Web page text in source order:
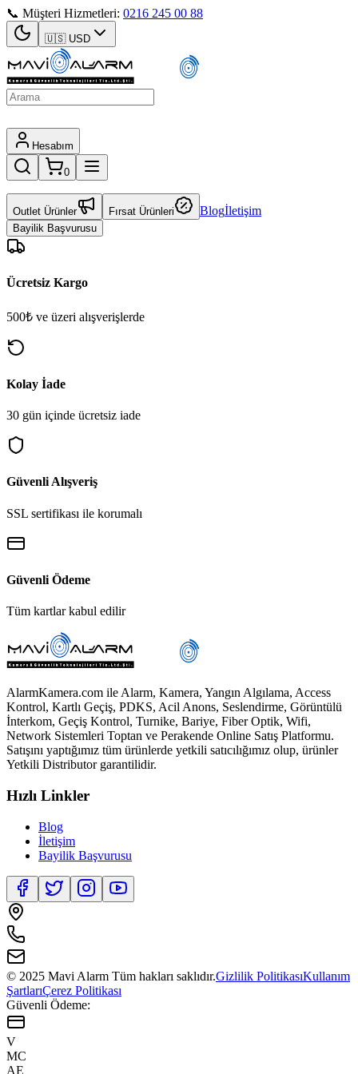
📞 Müşteri Hizmetleri: 0216 245 00 88
🇺🇸 USD
Hesabım
0
Outlet Ürünler Fırsat Ürünleri Blogİletişim
Bayilik Başvurusu
Ücretsiz Kargo
500₺ ve üzeri alışverişlerde
Kolay İade
30 gün içinde ücretsiz iade
Güvenli Alışveriş
SSL sertifikası ile korumalı
Güvenli Ödeme
Tüm kartlar kabul edilir
AlarmKamera.com ile Alarm, Kamera, Yangın Algılama, Access
Kontrol, Kartlı Geçiş, PDKS, Acil Anons, Seslendirme, Görüntülü
İnterkom, Geçiş Kontrol, Turnike, Bariye, Fiber Optik, Wifi,
Network Sistemleri Toptan ve Perakende Online Satış Platformu.
Satışını yaptığımız tüm ürünlerde yetkili satıcılığımız olup, ürünler
Yetkili Distributor garantilidir.
Hızlı Linkler
Blog
İletişim
Bayilik Başvurusu
© 2025 Mavi Alarm Tüm hakları saklıdır.Gizlilik PolitikasıKullanım
ŞartlarıÇerez Politikası
Güvenli Ödeme:
V
MC
AE